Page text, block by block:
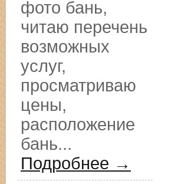
фото бань,
читаю перечень
возможных
услуг,
просматриваю
цены,
расположение
бань...
Подробнее →